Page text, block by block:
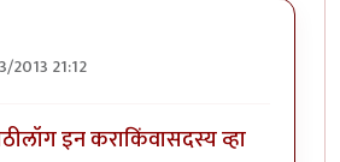
2013 21:12
लॉग इन कराकिंवासदस्य व्हा